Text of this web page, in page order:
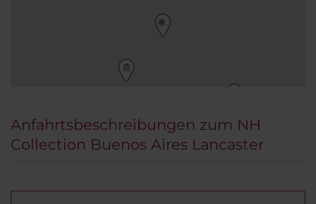
Anfahrtsbeschreibungen zum NH
Collection Buenos Aires Lancaster